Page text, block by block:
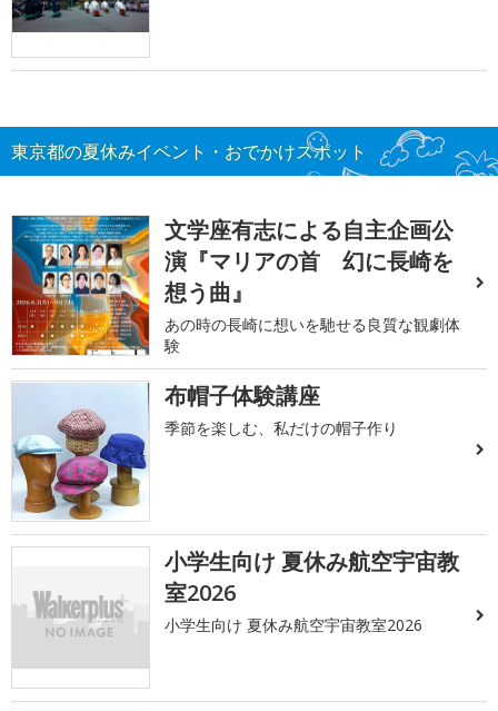
東京都の夏休みイベント・おでかけスポット
文学座有志による自主企画公
演『マリアの首 幻に長崎を
想う曲』
あの時の長崎に想いを馳せる良質な観劇体
験
布帽子体験講座
季節を楽しむ、私だけの帽子作り
小学生向け 夏休み航空宇宙教
室2026
小学生向け 夏休み航空宇宙教室2026